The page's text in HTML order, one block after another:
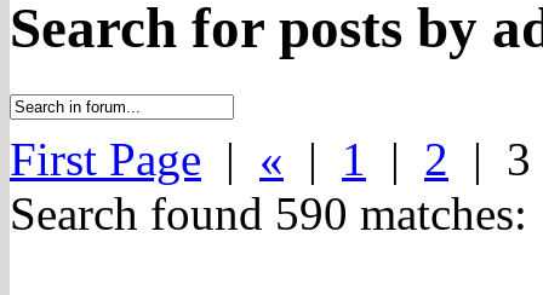
Search for posts by
First Page | « | 1 | 2 |
Search found 590 matches: